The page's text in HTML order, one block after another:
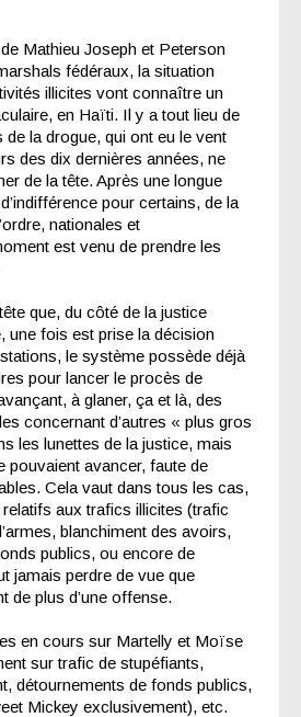
Mathieu Joseph et Peterson
fédéraux, la situation
illicites vont connaître un
en Haïti. Il y a tout lieu de
la drogue, qui ont eu le vent
des dix dernières années, ne
de la tête. Après une longue
pour certains, de la
nationales et
est venu de prendre les
que, du côté de la justice
une fois est prise la décision
le système possède déjà
pour lancer le procès de
à glaner, ça et là, des
concernant d’autres « plus gros
les lunettes de la justice, mais
pouvaient avancer, faute de
Cela vaut dans tous les cas,
relatifs aux trafics illicites (trafic
blanchiment des avoirs,
publics, ou encore de
jamais perdre de vue que
de plus d’une offense.
en cours sur Martelly et Moïse
sur trafic de stupéfiants,
détournements de fonds publics,
Mickey exclusivement), etc.